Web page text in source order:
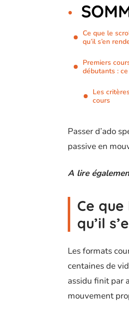
Ce que le
qu’il s’en
Premiers
débutants :
Les
cours
Passer d’ado
passive en
A lire
Ce
qu’il
Les formats
centaines de
assidu finit par
mouvement